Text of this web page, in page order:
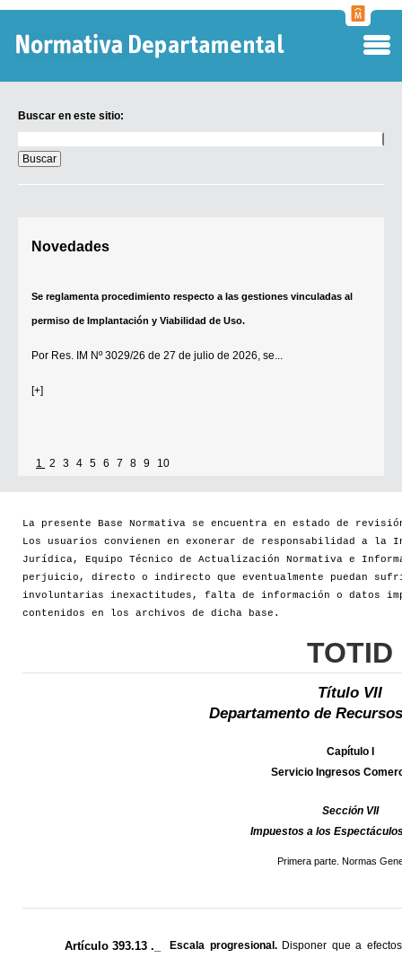
Buscar en este sitio:
en
este
sitio:
Novedades
Se reglamenta procedimiento respecto a las gestiones vinculadas al
permiso de Implantación y Viabilidad de Uso.
Por Res. IM Nº 3029/26 de 27 de julio de 2026, se...
[+]
1 2 3 4 5 6 7 8 9 10
La presente Base Normativa se encuentra en estado de
Los usuarios convienen en exonerar de responsabilidad a la
Jurídica, Equipo Técnico de Actualización Normativa e
perjuicio, directo o indirecto que eventualmente puedan
involuntarias inexactitudes, falta de información o datos
contenidos en los archivos de dicha base.
TOTID
Título VII
Departamento de
Capítulo I
Servicio Ingresos
Sección VII
Impuestos a los
Primera parte. Normas
Artículo 393.13 ._ Escala progresional.Disponer que a